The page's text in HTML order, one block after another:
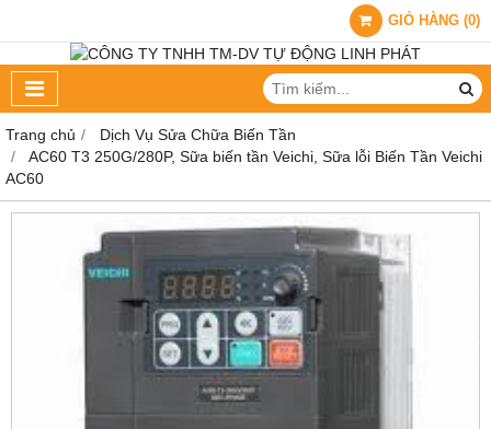
GIỎ HÀNG (0)
Trang chủ
Dịch Vụ Sửa Chữa Biến Tần
AC60 T3 250G/280P, Sữa biến tần Veichi, Sữa lỗi Biến Tần Veichi
AC60